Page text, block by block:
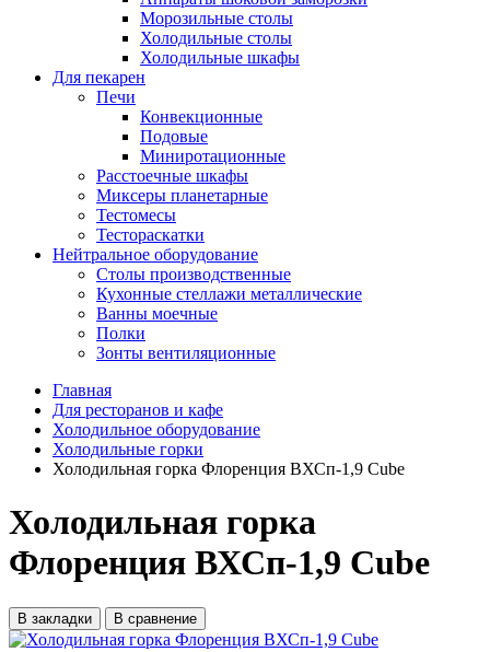
Морозильные столы
Холодильные столы
Холодильные шкафы
Для пекарен
Печи
Конвекционные
Подовые
Миниротационные
Расстоечные шкафы
Миксеры планетарные
Тестомесы
Тестораскатки
Нейтральное оборудование
Столы производственные
Кухонные стеллажи металлические
Ванны моечные
Полки
Зонты вентиляционные
Главная
Для ресторанов и кафе
Холодильное оборудование
Холодильные горки
Холодильная горка Флоренция ВХСп-1,9 Cube
Холодильная горка
Флоренция ВХСп-1,9 Cube
В закладки В сравнение